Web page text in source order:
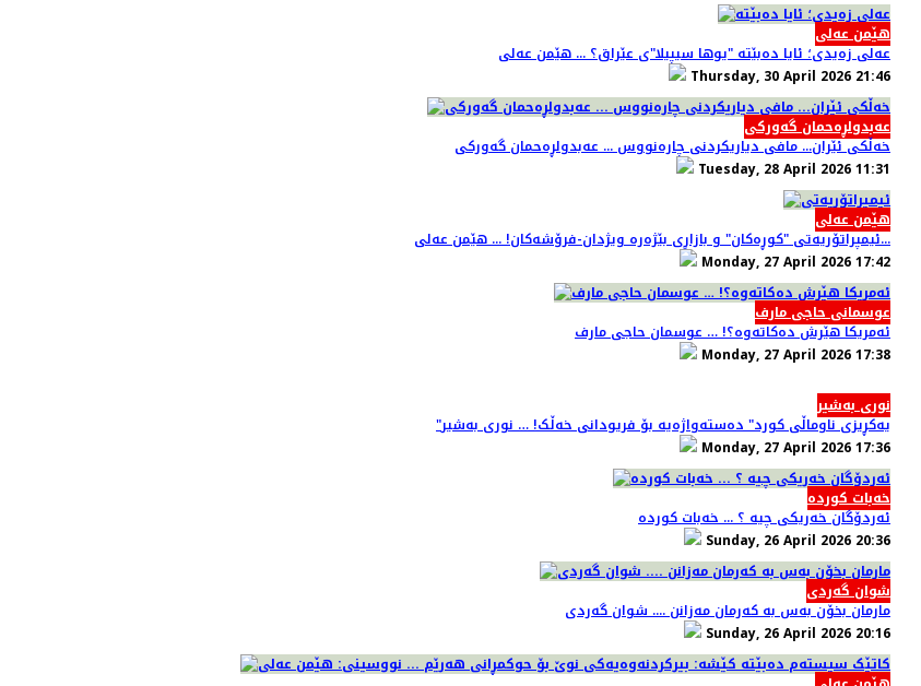
هێمن عەلی
عەلی زەیدی؛ ئایا دەبێتە "یوها سیپیلا"ی عێراق؟ ... هێمن عەلی
Thursday, 30 April 2026 21:46
عەبدولڕەحمان گەورکی
خەڵکی ئێران... مافی دیاریکردنی چارەنووس ... عەبدولڕەحمان گەورکی
Tuesday, 28 April 2026 11:31
هێمن عەلی
ئیمپراتۆریەتی "کوڕەکان" و بازاڕی بێژەرە ویژدان-فرۆشەکان! ... هێمن عەلی...
Monday, 27 April 2026 17:42
عوسمانی حاجی مارف
ئەمریکا هێرش دەکاتەوە؟! … عوسمان حاجی مارف
Monday, 27 April 2026 17:38
نوری بەشیر
"یەکڕیزی ناوماڵی کورد" دەستەواژەیە بۆ فریودانی خەڵک! … نوری بەشیر
Monday, 27 April 2026 17:36
خەبات کوردە
ئەردۆگان خەریکی چیە ؟ ... خەبات کوردە
Sunday, 26 April 2026 20:36
شوان گەردی
مارمان بخۆن به‌س به‌ كه‌رمان مه‌زانن .... شوان گەردی
Sunday, 26 April 2026 20:16